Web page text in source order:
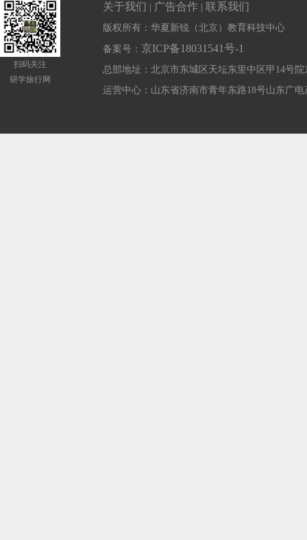
扫码关注
研学旅行网
关于我们 广告合作 联系我们
版权所有：华夏新锐（北京）教育科技中心
备案号： 京ICP备18031541号-1
总部地址：北京市东城区天坛东里中区甲14号院
运营中心：山东省济南市青年东路18号山东广电